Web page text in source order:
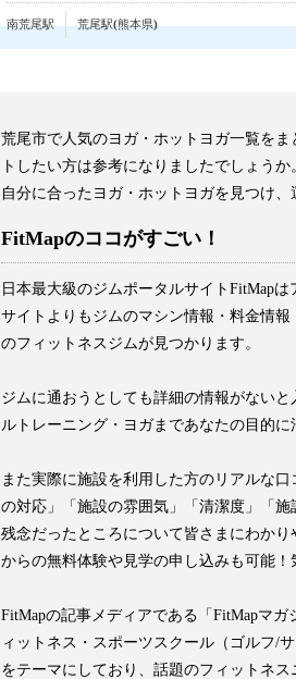
南荒尾駅 荒尾駅(熊本県)
荒尾市で人気のヨガ・ホットヨガ一覧を
トしたい方は参考になりましたでしょうか
自分に合ったヨガ・ホットヨガを見つけ
FitMapのココがすごい！
日本最大級のジムポータルサイトFitMap
サイトよりもジムのマシン情報・料金情
のフィットネスジムが見つかります。
ジムに通おうとしても詳細の情報がない
ルトレーニング・ヨガまであなたの目的
また実際に施設を利用した方のリアルな
の対応」「施設の雰囲気」「清潔度」「
残念だったところについて皆さまにわか
からの無料体験や見学の申し込みも可能
FitMapの記事メディアである「FitMapマ
ィットネス・スポーツスクール（ゴルフ/
をテーマにしており、話題のフィットネ